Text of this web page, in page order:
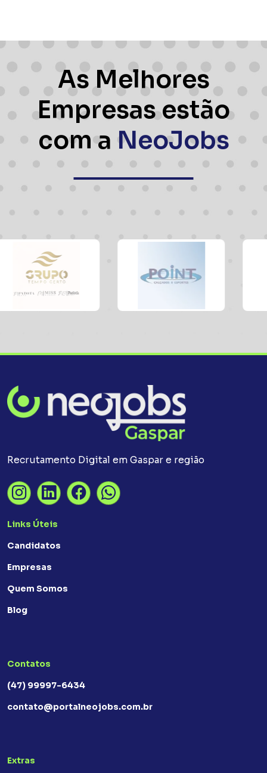
As Melhores
Empresas estão
com a NeoJobs
Recrutamento Digital em Gaspar e região
Links Úteis
Candidatos
Empresas
Quem Somos
Blog
Contatos
(47) 99997-6434
contato@portalneojobs.com.br
Extras